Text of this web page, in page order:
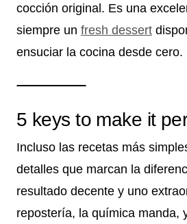
cocción original. Es una
siempre un fresh dessert
ensuciar la cocina desde cero.
5 keys to make it
Incluso las recetas más
detalles que marcan la
resultado decente y uno
repostería, la química manda,